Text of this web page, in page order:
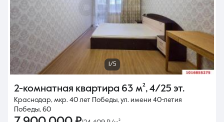
1/5
2-комнатная квартира 63 м², 4/25 эт.
Краснодар, мкр. 40 лет Победы, ул. имени 40-летия
Победы, 60